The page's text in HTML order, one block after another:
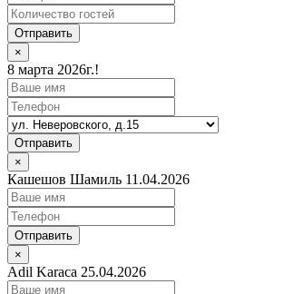
Отправить
×
8 марта 2026г.!
Отправить
×
Кашешов Шамиль 11.04.2026
Отправить
×
Adil Karaca 25.04.2026